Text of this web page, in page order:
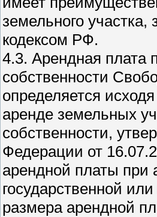
земельного
кодексом РФ.
4.3. Арендная плата
собственности
определяется
аренде земельных
собственности,
Федерации от
арендной платы при
государственной
размера арендной